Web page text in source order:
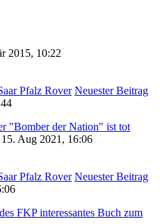
2015, 10:22
Pfalz Rover Neuester Beitrag
"Bomber der Nation" ist tot
Aug 2021, 16:06
Pfalz Rover Neuester Beitrag
FKP interessantes Buch zum